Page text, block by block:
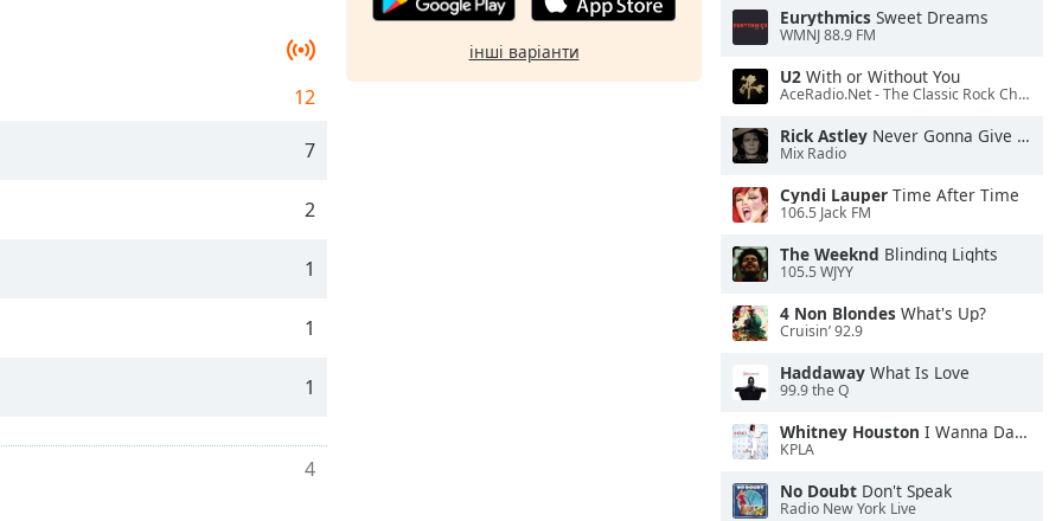
12
7
2
1
1
1
4
інші варіанти
Eurythmics Sweet Dreams
WMNJ 88.9 FM
U2 With or Without You
AceRadio.Net - The Classic Rock Channel
Rick Astley Never Gonna Give You Up
Mix Radio
Cyndi Lauper Time After Time
106.5 Jack FM
The Weeknd Blinding Lights
105.5 WJYY
4 Non Blondes What's Up?
Cruisin’ 92.9
Haddaway What Is Love
99.9 the Q
Whitney Houston I Wanna Dance With Somebody
KPLA
No Doubt Don't Speak
Radio New York Live